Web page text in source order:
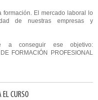
formación. El mercado laboral lo
de nuestras empresas y
a conseguir ese objetivo:
FORMACIÓN PROFESIONAL
CURSO